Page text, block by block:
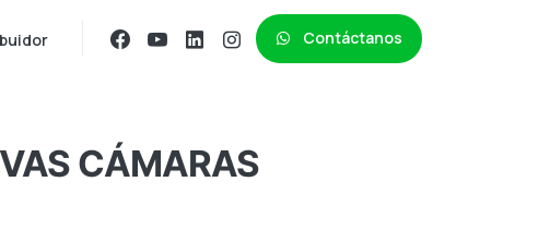
Contáctanos
CÁMARAS